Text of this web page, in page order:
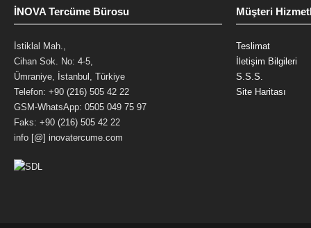
İNOVA Tercüme Bürosu
İstiklal Mah.,
Cihan Sok. No: 4-5,
Ümraniye, İstanbul, Türkiye
Telefon: +90 (216) 505 42 22
GSM-WhatsApp: 0505 049 75 97
Faks: +90 (216) 505 42 22
info [@] inovatercume.com
Müşteri
Teslimat
İletişim Bilgileri
S.S.S.
Site Haritası